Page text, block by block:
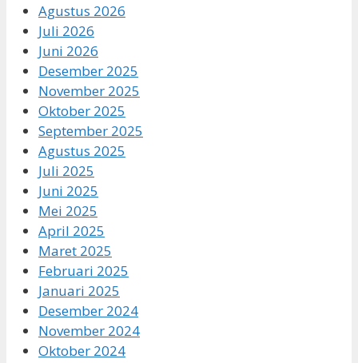
Agustus 2026
Juli 2026
Juni 2026
Desember 2025
November 2025
Oktober 2025
September 2025
Agustus 2025
Juli 2025
Juni 2025
Mei 2025
April 2025
Maret 2025
Februari 2025
Januari 2025
Desember 2024
November 2024
Oktober 2024